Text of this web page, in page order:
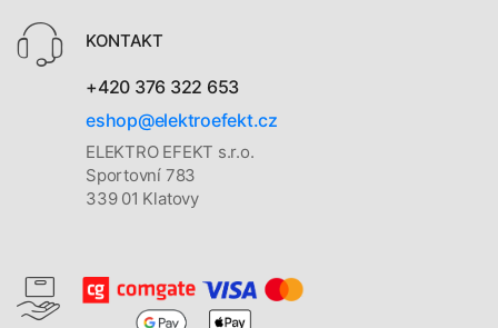
KONTAKT
+420 376 322 653
eshop@elektroefekt.cz
ELEKTRO EFEKT s.r.o.
Sportovní 783
339 01 Klatovy